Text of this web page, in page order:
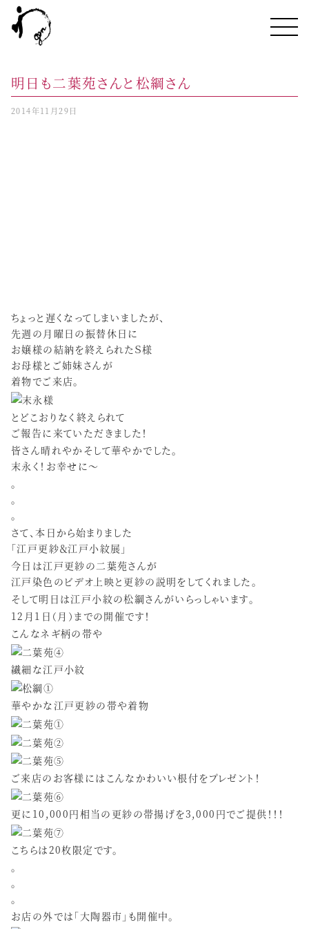
明日も二葉苑さんと松綱さん
2014年11月29日
ちょっと遅くなってしまいましたが、
先週の月曜日の振替休日に
お嬢様の結納を終えられたＳ様
お母様とご姉妹さんが
着物でご来店。
とどこおりなく終えられて
ご報告に来ていただきました！
皆さん晴れやかそして華やかでした。
末永く！お幸せに〜
。
。
。
さて、本日から始まりました
「江戸更紗＆江戸小紋展」
今日は江戸更紗の二葉苑さんが
江戸染色のビデオ上映と更紗の説明をしてくれました。
そして明日は江戸小紋の松綱さんがいらっしゃいます。
12月1日（月）までの開催です！
こんなネギ柄の帯や
繊細な江戸小紋
華やかな江戸更紗の帯や着物
ご来店のお客様にはこんなかわいい根付をプレゼント！
更に10,000円相当の更紗の帯揚げを3,000円でご提供！！！
こちらは20枚限定です。
。
。
。
お店の外では「大陶器市」も開催中。